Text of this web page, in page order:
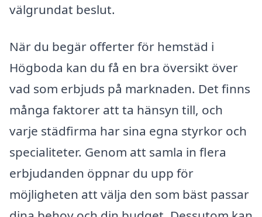
välgrundat beslut.
När du begär offerter för hemstäd i
Högboda kan du få en bra översikt över
vad som erbjuds på marknaden. Det finns
många faktorer att ta hänsyn till, och
varje städfirma har sina egna styrkor och
specialiteter. Genom att samla in flera
erbjudanden öppnar du upp för
möjligheten att välja den som bäst passar